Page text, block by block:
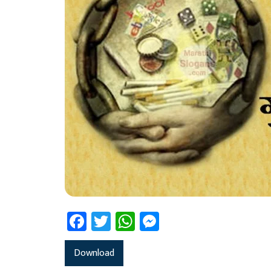
Facebook
TwitterWhatsApp
Download